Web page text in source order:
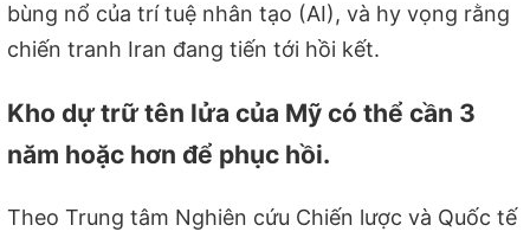
bùng nổ của trí tuệ nhân tạo (AI), và hy vọng rằng
chiến tranh Iran đang tiến tới hồi kết.
Kho dự trữ tên lửa của Mỹ có thể cần 3
năm hoặc hơn để phục hồi.
Theo Trung tâm Nghiên cứu Chiến lược và Quốc tế